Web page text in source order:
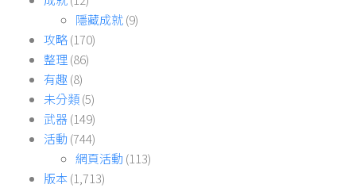
隱藏成就(9)
攻略(170)
整理(86)
有趣(8)
未分類(5)
武器(149)
活動 (744)
網頁活動 (113)
版本 (1,713)